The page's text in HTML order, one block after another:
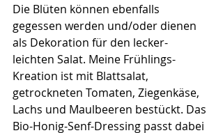
Die Blüten können ebenfalls
gegessen werden und/oder dienen
als Dekoration für den lecker-
leichten Salat. Meine Frühlings-
Kreation ist mit Blattsalat,
getrockneten Tomaten, Ziegenkäse,
Lachs und Maulbeeren bestückt. Das
Bio-Honig-Senf-Dressing passt dabei